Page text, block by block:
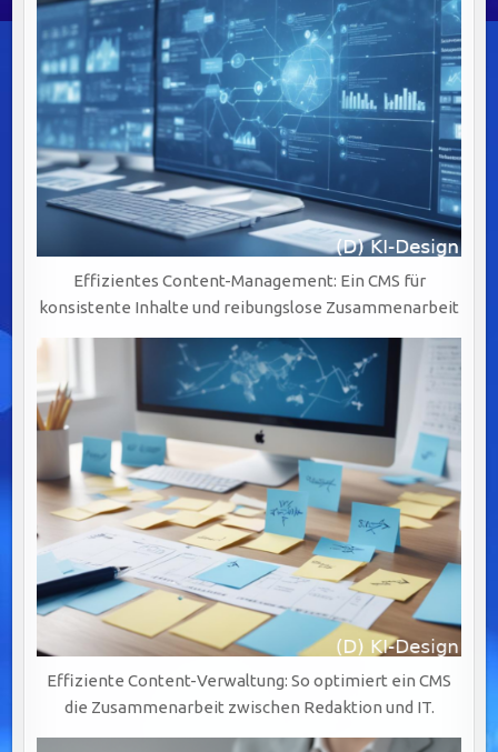
Effizientes Content-Management: Ein CMS für
konsistente Inhalte und reibungslose Zusammenarbeit
Effiziente Content-Verwaltung: So optimiert ein CMS
die Zusammenarbeit zwischen Redaktion und IT.